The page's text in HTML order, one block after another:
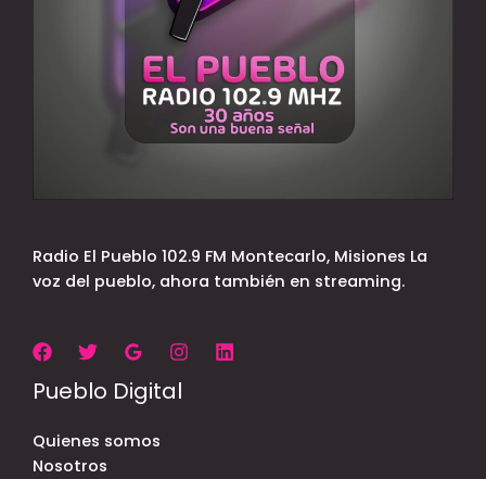
Radio El Pueblo 102.9 FM Montecarlo, Misiones La
voz del pueblo, ahora también en streaming.
Pueblo Digital
Quienes somos
Nosotros